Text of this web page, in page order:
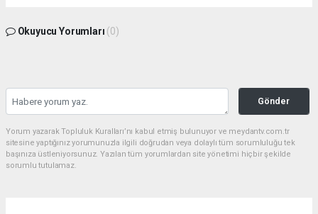
Okuyucu Yorumları (0)
Gönder
Yorum yazarak Topluluk Kuralları’nı kabul etmiş bulunuyor ve meydantv.com.tr
sitesine yaptığınız yorumunuzla ilgili doğrudan veya dolaylı tüm sorumluluğu tek
başınıza üstleniyorsunuz. Yazılan tüm yorumlardan site yönetimi hiçbir şekilde
sorumlu tutulamaz.